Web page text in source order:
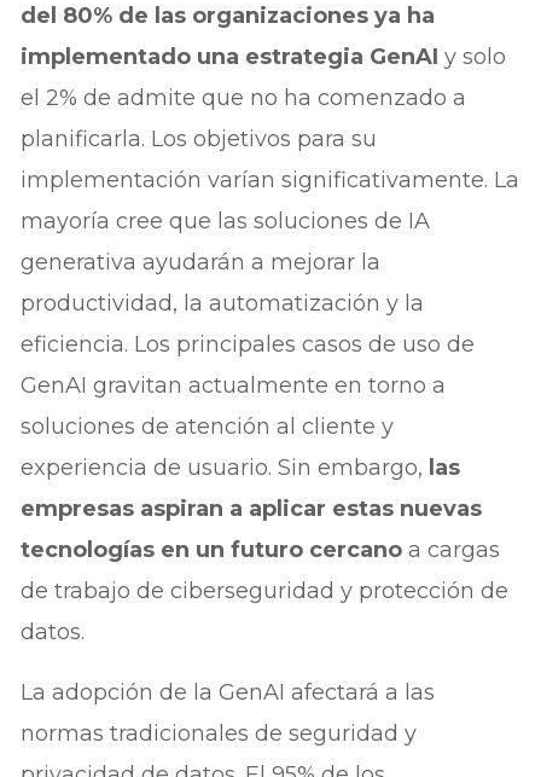
del 80% de las organizaciones ya ha
implementado una estrategia GenAIy solo
el 2% de admite que no ha comenzado a
planificarla. Los objetivos para su
implementación varían significativamente. La
mayoría cree que las soluciones de IA
generativa ayudarán a mejorar la
productividad, la automatización y la
eficiencia. Los principales casos de uso de
GenAI gravitan actualmente en torno a
soluciones de atención al cliente y
experiencia de usuario. Sin embargo, las
empresas aspiran a aplicar estas nuevas
tecnologías en un futuro cercano a cargas
de trabajo de ciberseguridad y protección de
datos.
La adopción de la GenAI afectará a las
normas tradicionales de seguridad y